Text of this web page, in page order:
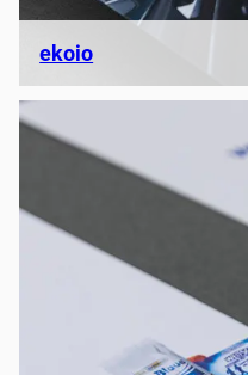
ekoio